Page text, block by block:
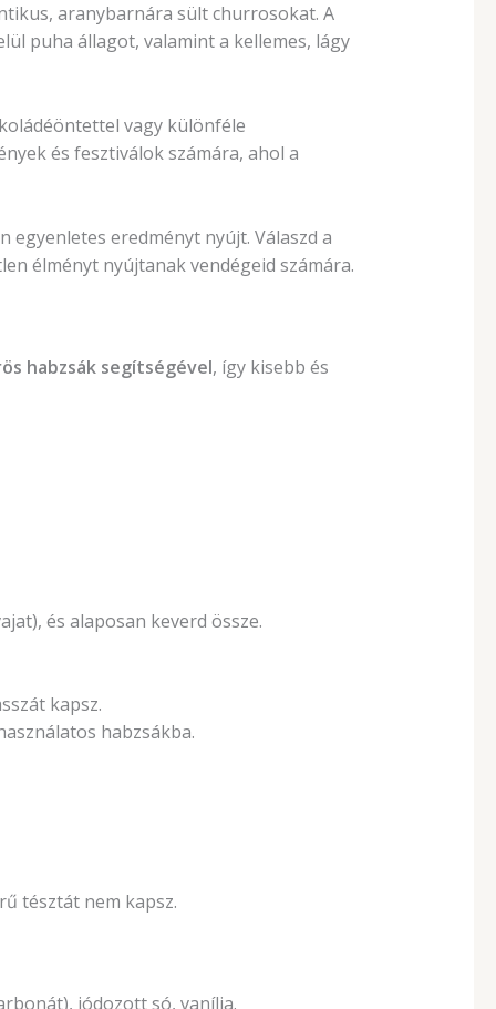
aranybarnára sült churrosokat. A
puha állagot, valamint a kellemes, lágy
vagy különféle
és fesztiválok számára, ahol a
eredményt nyújt. Válaszd a
élményt nyújtanak vendégeid számára.
habzsák segítségével, így kisebb és
és alaposan keverd össze.
kapsz.
habzsákba.
tésztát nem kapsz.
jódozott só, vanília.